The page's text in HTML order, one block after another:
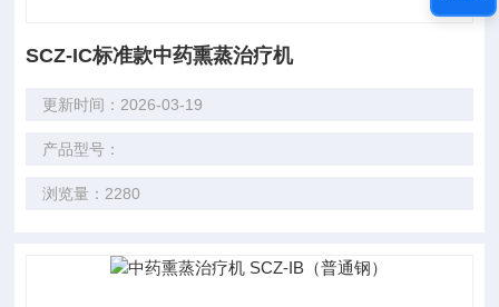
SCZ-IC标准款中药熏蒸治疗机
更新时间：2026-03-19
产品型号：
浏览量：2280